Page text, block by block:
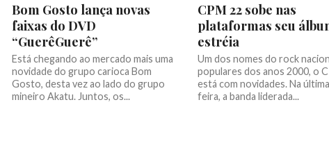
Bom Gosto lança novas
faixas do DVD
“GuerêGuerê”
Está chegando ao mercado mais uma
novidade do grupo carioca Bom
Gosto, desta vez ao lado do grupo
mineiro Akatu. Juntos, os...
CPM 22 sobe nas
plataformas seu
estréia
Um dos nomes do rock
populares dos anos 2000, o
está com novidades. Na
feira, a banda liderada...